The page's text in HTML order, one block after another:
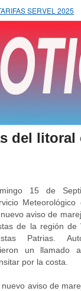
SERVEL 2025
del litoral
15 de
aviso de
de la región de
Patrias.
un llamado
por la costa.
nuevo aviso de